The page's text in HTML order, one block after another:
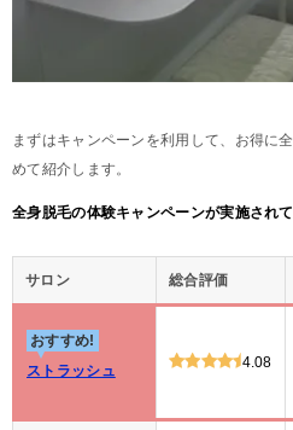
まずはキャンペーンを利用して、お得に
めて紹介します。
全身脱毛の体験キャンペーンが実施され
サロン 総合評価
おすすめ!
ストラッシュ
4.08